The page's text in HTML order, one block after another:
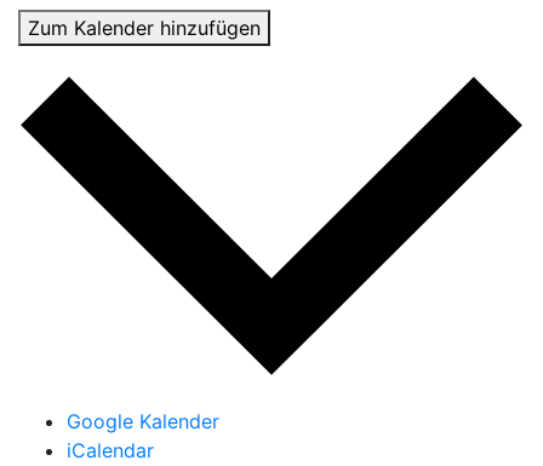
Zum Kalender hinzufügen
Google Kalender
iCalendar